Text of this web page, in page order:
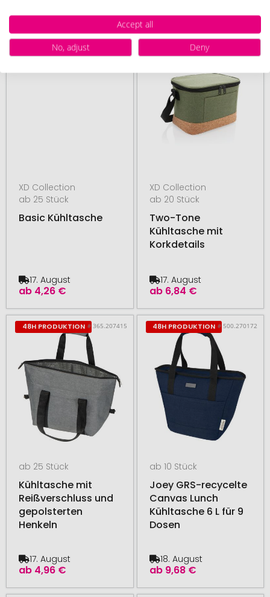
ab13,53 € ab1,93 €
48H PRODUKTION # 580.269764
XD Collection
ab 25 Stück
Basic Kühltasche
ab 4,26 €
17. August
48H PRODUKTION
XD Collection
ab 20 Stück
Two-Tone
Kühltasche mit
Korkdetails
ab 6,84 €
17. August
48H PRODUKTION # 365.207415
ab 25 Stück
Kühltasche mit
Reißverschluss und
gepolsterten
Henkeln
ab 4,96 €
17. August
48H PRODUKTION # 500.270172
ab 10 Stück
Joey GRS-recycelte
Canvas Lunch
Kühltasche 6 L für 9
Dosen
ab 9,68 €
18. August
Accept all
No, adjust
Deny